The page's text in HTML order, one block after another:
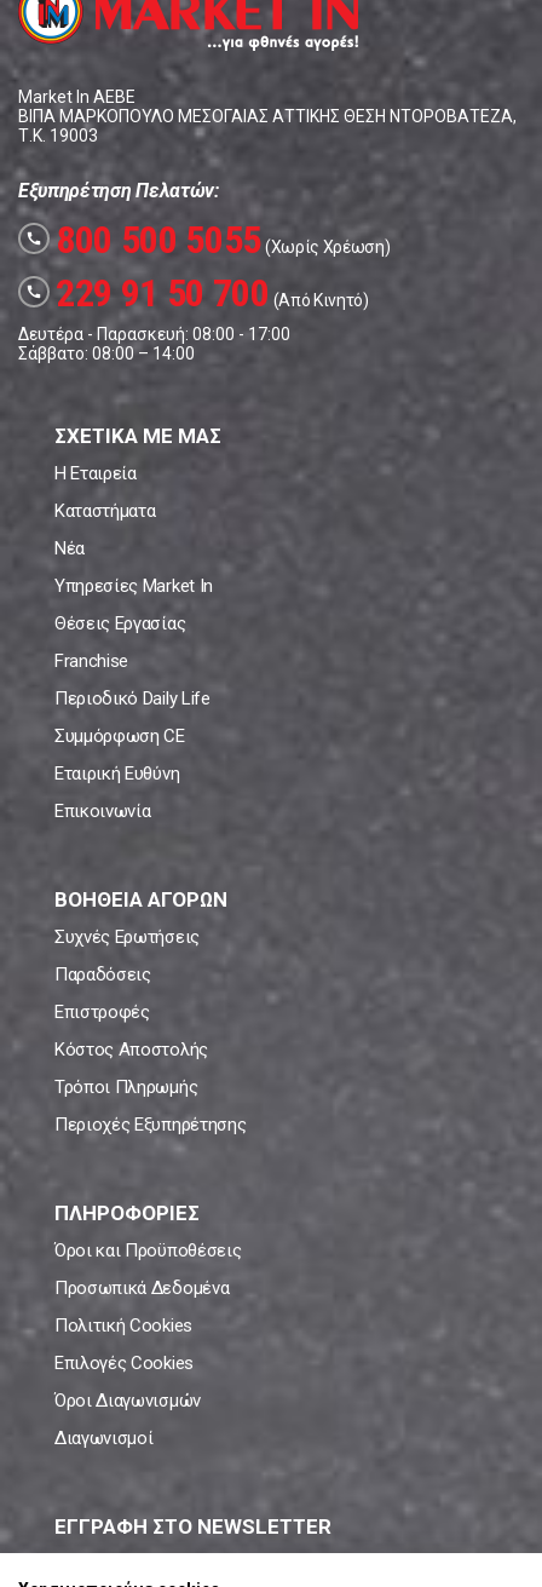
Market In ΑΕΒΕ
ΒΙΠΑ ΜΑΡΚΟΠΟΥΛΟ ΜΕΣΟΓΑΙΑΣ ΑΤΤΙΚΗΣ ΘΕΣΗ ΝΤΟΡΟΒΑΤΕΖΑ,
Τ.Κ. 19003
Εξυπηρέτηση Πελατών:
call 800 500 5055(Χωρίς Χρέωση)
call 229 91 50 700 (Από Κινητό)
Δευτέρα - Παρασκευή: 08:00 - 17:00
Σάββατο: 08:00 – 14:00
ΣΧΕΤΙΚΑ ΜΕ ΜΑΣ
Η Εταιρεία
Καταστήματα
Νέα
Υπηρεσίες Market In
Θέσεις Εργασίας
Franchise
Περιοδικό Daily Life
Συμμόρφωση CE
Εταιρική Ευθύνη
Επικοινωνία
ΒΟΗΘΕΙΑ ΑΓΟΡΩΝ
Συχνές Ερωτήσεις
Παραδόσεις
Επιστροφές
Κόστος Αποστολής
Τρόποι Πληρωμής
Περιοχές Εξυπηρέτησης
ΠΛΗΡΟΦΟΡΙΕΣ
Όροι και Προϋποθέσεις
Προσωπικά Δεδομένα
Πολιτική Cookies
Επιλογές Cookies
Όροι Διαγωνισμών
Διαγωνισμοί
ΕΓΓΡΑΦΗ ΣΤΟ NEWSLETTER